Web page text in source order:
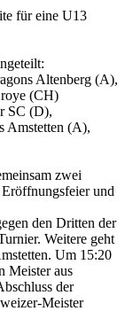
für eine U13
Altenberg (A),
(CH)
SC (D),
Amstetten (A),
zwei
und
den Dritten der
Weitere geht
Um 15:20
Meister aus
der
Meister